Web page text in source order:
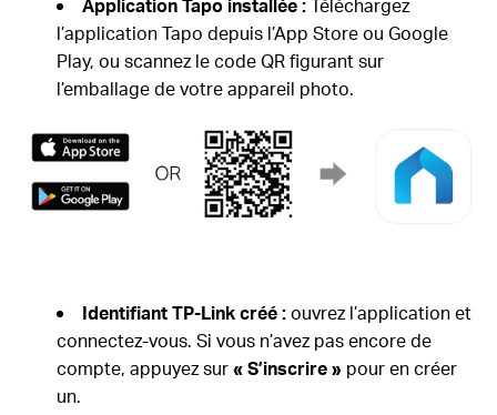
Application Tapo installée :Téléchargez
l’application Tapo depuis l’App Store ou Google
Play, ou scannez le code QR figurant sur
l’emballage de votre appareil photo.
Identifiant TP-Link créé :ouvrez l’application et
connectez-vous. Si vous n’avez pas encore de
compte, appuyez sur« S’inscrire » pour en créer
un.